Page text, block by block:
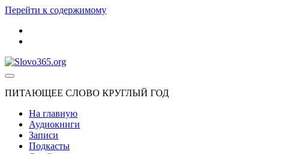
Перейти к содержимому
Slovo365.org
ПИТАЮЩЕЕ СЛОВО КРУГЛЫЙ ГОД
На главную
Аудиокниги
Записи
Подкасты